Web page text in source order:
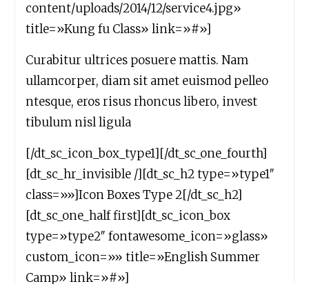
content/uploads/2014/12/service4.jpg»
title=»Kung fu Class» link=»#»]
Curabitur ultrices posuere mattis. Nam
ullamcorper, diam sit amet euismod pelleo
ntesque, eros risus rhoncus libero, invest
tibulum nisl ligula
[/dt_sc_icon_box_type1][/dt_sc_one_fourth]
[dt_sc_hr_invisible /][dt_sc_h2 type=»type1″
class=»»]Icon Boxes Type 2[/dt_sc_h2]
[dt_sc_one_half first][dt_sc_icon_box
type=»type2″ fontawesome_icon=»glass»
custom_icon=»» title=»English Summer
Camp» link=»#»]